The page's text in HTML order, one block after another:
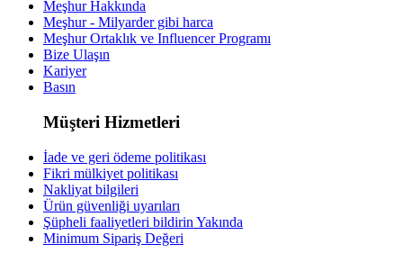
Meşhur Hakkında
Meşhur - Milyarder gibi harca
Meşhur Ortaklık ve Influencer Programı
Bize Ulaşın
Kariyer
Basın
Müşteri Hizmetleri
İade ve geri ödeme politikası
Fikri mülkiyet politikası
Nakliyat bilgileri
Ürün güvenliği uyarıları
Şüpheli faaliyetleri bildirin Yakında
Minimum Sipariş Değeri